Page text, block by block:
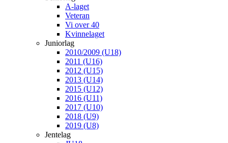
A-laget
Veteran
Vi over 40
Kvinnelaget
Juniorlag
2010/2009 (U18)
2011 (U16)
2012 (U15)
2013 (U14)
2015 (U12)
2016 (U11)
2017 (U10)
2018 (U9)
2019 (U8)
Jentelag